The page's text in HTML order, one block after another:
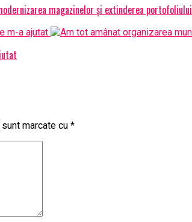
magazinelor și extinderea portofoliului
marcate cu *